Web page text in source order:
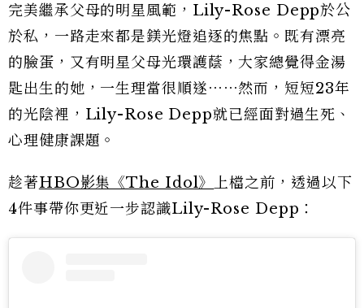
完美繼承父母的明星風範，Lily-Rose Depp於公
於私，一路走來都是鎂光燈追逐的焦點。既有漂亮
的臉蛋，又有明星父母光環護蔭，大家總覺得金湯
匙出生的她，一生理當很順遂⋯⋯然而，短短23年
的光陰裡，Lily-Rose Depp就已經面對過生死、
心理健康課題。
趁著HBO影集《The Idol》
上檔之前，透過以下
4件事帶你更近一步認識Lily-Rose Depp：